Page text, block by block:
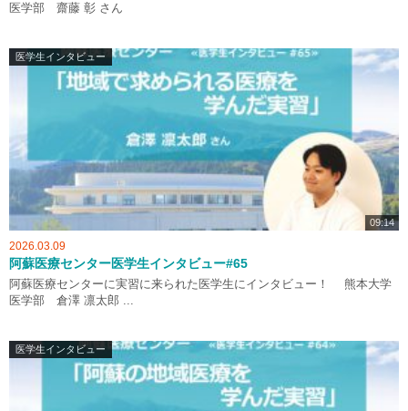
医学部 齋藤 彰 さん
医学生インタビュー
09:14
2026.03.09
阿蘇医療センター医学生インタビュー#65
阿蘇医療センターに実習に来られた医学生にインタビュー！ 熊本大学
医学部 倉澤 凛太郎 ...
医学生インタビュー